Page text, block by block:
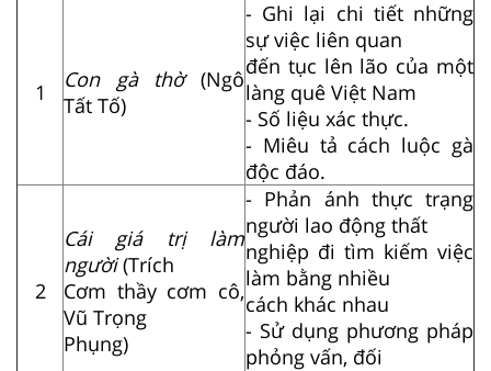
1 Con gà thờ(Ngô
Tất Tố)
- Ghi lại chi tiết những
sự việc liên quan
đến tục lên lão của một
làng quê Việt Nam
- Số liệu xác thực.
- Miêu tả cách luộc gà
độc đáo.
2
Cái giá trị làm
người(Trích
Cơm thầy cơm cô,
Vũ Trọng
Phụng)
- Phản ánh thực trạng
người lao động thất
nghiệp đi tìm kiếm việc
làm bằng nhiều
cách khác nhau
- Sử dụng phương pháp
phỏng vấn, đối